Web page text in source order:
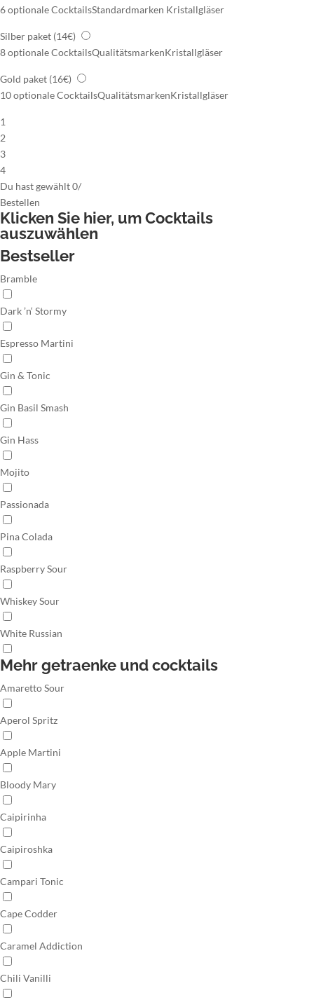
6 optionale CocktailsStandardmarken Kristallgläser
Silber paket (14€)
8 optionale CocktailsQualitätsmarkenKristallgläser
Gold paket (16€)
10 optionale CocktailsQualitätsmarkenKristallgläser
1
2
3
4
Du hast gewählt0/
Bestellen
Klicken Sie hier, um Cocktails
auszuwählen
Bestseller
Bramble
Dark ’n‘ Stormy
Espresso Martini
Gin & Tonic
Gin Basil Smash
Gin Hass
Mojito
Passionada
Pina Colada
Raspberry Sour
Whiskey Sour
White Russian
Mehr getraenke und cocktails
Amaretto Sour
Aperol Spritz
Apple Martini
Bloody Mary
Caipirinha
Caipiroshka
Campari Tonic
Cape Codder
Caramel Addiction
Chili Vanilli